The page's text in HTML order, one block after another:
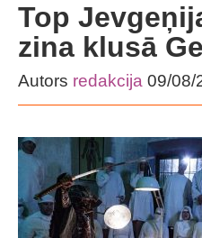
Top
zina klusā
Autors redakcija 09/08/